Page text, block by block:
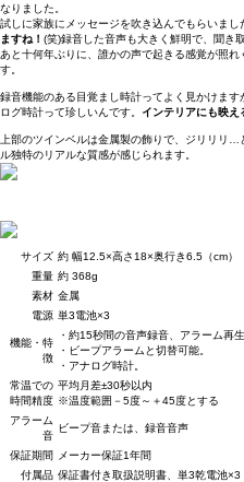
なりました。
試しに家族にメッセージを吹き込んでもらいまし
ますね！ (笑)録音した音声も大きく鮮明で、聞き
あと十何年ぶりに、誰かの声で起きる感覚が照
す。
録音機能のある目覚まし時計ってよく見かけま
ログ時計って珍しいんです。 インテリアにも映え
上部のツインベルは金属製の飾りで、ジリリリ
ル独特のリアルな質感が感じられます。
サイズ 約 幅12.5×高さ18×奥行き6.5（cm）
重量 約 368g
素材 金属
電源 単3電池×3
機能・特
徴
・約15秒間の音声録音、アラーム再生
・ビープアラームと切替可能。
・アナログ時計。
常温での
時間精度
平均月差±30秒以内
※温度範囲－5度～＋45度とする
アラーム
音
ビープ音または、録音音声
保証期間
メーカー保証1年間
付属品 保証書付き取扱説明書、単3乾電池×3